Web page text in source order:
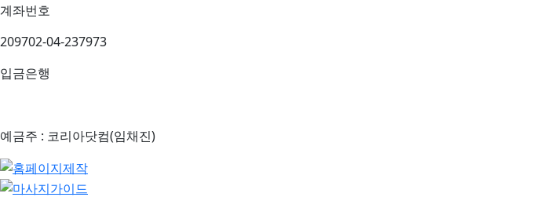
계좌번호
209702-04-237973
입금은행
예금주 : 코리아닷컴(임채진)